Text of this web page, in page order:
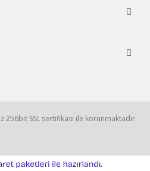
SSL sertifikası ile korunmaktadır.
e-